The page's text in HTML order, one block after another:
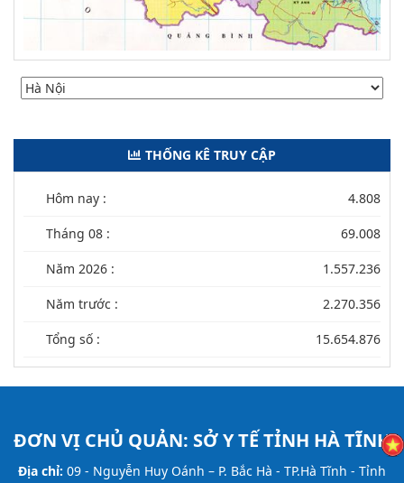
THỐNG KÊ TRUY CẬP
Hôm nay : 4.808
Tháng 08 : 69.008
Năm 2026 : 1.557.236
Năm trước : 2.270.356
Tổng số : 15.654.876
ĐƠN VỊ CHỦ QUẢN: SỞ Y TẾ TỈNH HÀ TĨNH
Địa chỉ: 09 - Nguyễn Huy Oánh – P. Bắc Hà - TP.Hà Tĩnh - Tỉnh